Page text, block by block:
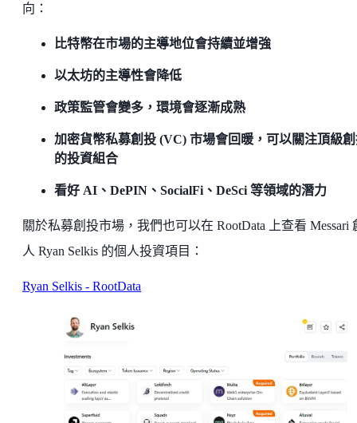
向：
比特幣在市場的主導地位會持續並增強
以太坊的主導性會降低
政策監管會變多，環境會逐漸成熟
加密貨幣私募創投 (VC) 市場會回暖，可以關注頂級
的投資組合
看好 AI、DePIN、SocialFi、DeSci 等領域的潛力
關於私募創投市場，我們也可以在 RootData 上查看 Messari
人 Ryan Selkis 的個人投資項目：
Ryan Selkis - RootData